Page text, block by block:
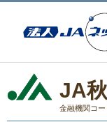
JA
金融機関コ